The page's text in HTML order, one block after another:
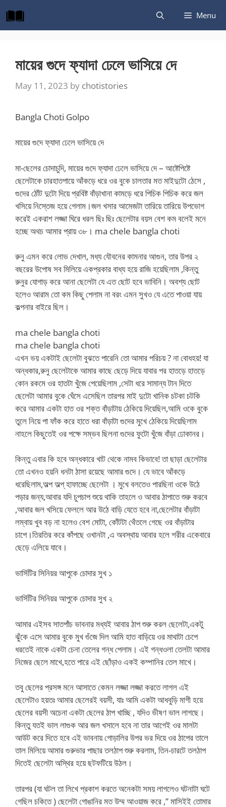
to
content
Menu
মায়ের গুদে ফ্যাদা ঢেলে ভাসিয়ে দে
May 11, 2023 by chotistories
Bangla Choti Golpo
মায়ের গুদে ফ্যাদা ঢেলে ভাসিয়ে দে
মা-ছেলের চোদাচুদি, মায়ের গুদে ফ্যাদা ঢেলে ভাসিয়ে দে – আষ্টেপিষ্টে
ছেলেটাকে চারহাতপায়ে আঁকড়ে ধরে ওর বুকে চালতার মত মাইদুটো ঠেসে ,
গুদের ঠোঁট দুটো দিয়ে প্রবিষ্ট বাঁড়াখানা কামড়ে ধরে পিচিক পিচিক করে জল
খসিয়ে নিস্তেজ হয়ে গেলাম।জল খসার আমেজটা তারিয়ে তারিয়ে উপভোগ
করেই একরাশ লজ্জা ঘিরে ধরল ছিঃ ছিঃ ছেলেটার বয়স বেশ কম বলেই মনে
হচ্ছে অথচ আমার প্রায় ৩৮। ma chele bangla choti
রুনু এমন করে লোভ দেখাল, মধ্য যৌবনের কামনার আগুন, তার উপর ২
বছরের উপোষ সব মিলিয়ে একপ্রকার বাধ্য হয়ে রাজি হয়েছিলাম ,কিন্তু
রুনুর যোগাড় করে আনা ছেলেটা যে এত ছোট হবে ভাবিনি। অবশ্য ছোট
হলেও আরাম তো কম কিছু পেলাম না বরং এমন সুখও যে এতে পাওয়া যায়
কল্পনার বাইরে ছিল।
ma chele bangla choti
ma chele bangla choti
এখন ভয় একটাই ছেলেটা বুঝতে পারেনি তো আমার পরিচয় ? না বোধহয়! যা
অন্ধকার,রুনু ছেলেটাকে আমার কাছে ছেড়ে দিয়ে যাবার পর হাতড়ে হাতড়ে
কোন রকমে ওর হাতটা খুঁজে পেয়েছিলাম ,সেটা ধরে সামান্য টান দিতে
ছেলেটা আমার বুকে ঘেঁসে এসেছিল তারপর মাই দুটো খানিক চটকা চটকি
করে আমার একটা হাত ওর শক্ত বাঁড়াটায় ঠেকিয়ে দিয়েছিল,আমি ওকে বুকে
তুলে নিয়ে পা ফাঁক করে হাতে ধরা বাঁড়াটা গুদের মুখে ঠেকিয়ে দিয়েছিলাম
নাহলে কিছুতেই ওর পক্ষে সম্ভব ছিলনা গুদের ফুটো খুঁজে বাঁড়া ঢোকানর।
কিন্তু এবার কি হবে অন্ধকারে খাট থেকে নামব কিভাবে! তা ছাড়া ছেলেটার
তো এখনও হয়নি ধনটা ঠাসা রয়েছে আমার গুদে। যে ভাবে আঁকড়ে
ধরেছিলাম,অল্প অল্প্ হাফাচ্ছে ছেলেটা । মুখে বলতেও পারছিনা ওকে উঠে
পড়ার জন্য,আবার যদি চুপচাপ শুয়ে থাকি তাহলে ও আবার ঠাপাতে শুরু করবে
,আবার জল খসিয়ে ফেললে আর উঠে বাড়ি যেতে হবে না,ছেলেটার বাঁড়াটা
লম্বায় খুব বড় না হলেও বেশ মোটা, কোঁটটা থেঁতলে গেছে ওর বাঁড়াটার
চাপে।তিরতির করে কাঁপছে ওখানটা ,এ অবস্থায় আবার হলে শরীর একেবারে
ছেড়ে এলিয়ে যাবে।
ভার্সিটির সিনিয়র আপুকে চোদার সুখ ১
ভার্সিটির সিনিয়র আপুকে চোদার সুখ ২
আমার এইসব সাতপাঁচ ভাবনার মধ্যই আবার ঠাপ শুরু করল ছেলেটা,একটু
ঝুঁকে এসে আমার বুকে মুখ গুঁজে দিল আমি হাত বাড়িয়ে ওর মাথাটা চেপে
ধরতেই নাকে একটা চেনা তেলের গন্ধ পেলাম। এই গন্ধওলা তেলটা আমার
নিজের ছেলে মাখে,হতে পারে এই ছোঁড়াও একই কম্পানির তেল মাখে।
তবু ছেলের প্রসঙ্গ মনে আসাতে কেমন লজ্জা লজ্জা করতে লাগল এই
ছেলেটাও হয়তঃ আমার ছেলেরই বয়সী, যাঃ আমি একটা আধবুড়ি মাগী হয়ে
ছেলের বয়সী অচেনা একটা ছেলের ঠাপ খাচ্ছি , যদিও ভীষণ ভাল লাগছে।
কিন্তু যতই ভাল লাগুক আর জল খসালে হবে না তার আগেই ওর মালটা
আউট করে দিতে হবে এই ভাবনায় গোড়ালির উপর ভর দিয়ে ওর ঠাপের তালে
তাল মিলিয়ে আমার গুরুভার পাছার তলঠাপ শুরু করলাম, তিন-চারটে তলঠাপ
দিতেই ছেলেটা অস্থির হয়ে ছটফটিয়ে উঠল।
তারপর (যা ঘটল তা লিখে প্রকাশ করতে অনেকটা সময় লাগলেও ঘটনাটা ঘটে
গেছিল চকিতে ) ছেলেটা গোঙানির মত উম্ম আওয়াজ করে ,” মাসিইই তোমার